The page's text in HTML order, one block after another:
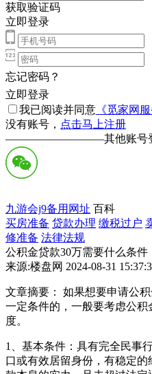
获取验证码
立即登录
忘记密码？
立即登录
我已阅读并同意 《觅家网
没有账号， 点击马上注册
—————————其他账号
九游会j9备用网址 百科
买房准备 贷款办理 缴税过户
修准备 法律法规
公积金贷款30万需要什么条件
来源:楼盘网 2024-08-31
文章摘要： 如果想要申请公
一定条件的，一般要考虑公
度。
1、基本条件：具有完全民事
口或有效居留身份，有稳定